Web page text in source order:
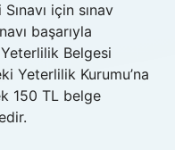
için sınav
başarıyla
Belgesi
Yeterlilik Kurumu’na
150 TL belge